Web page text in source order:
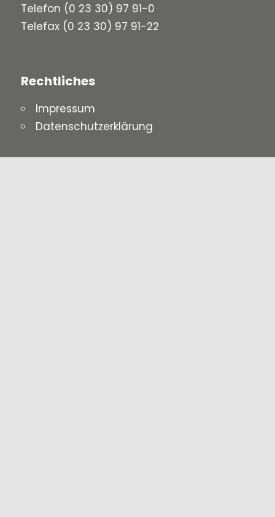
Telefon (0 23 30) 97 91-0
Telefax (0 23 30) 97 91-22
Rechtliches
Impressum
Datenschutzerklärung